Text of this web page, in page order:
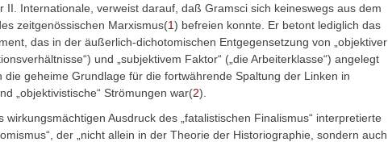
II. Internationale, verweist darauf, daß Gramsci sich keineswegs aus dem
zeitgenössischen Marxismus(1) befreien konnte. Er betont lediglich das
das in der äußerlich-dichotomischen Entgegensetzung von „objektiver
und „subjektivem Faktor“ („die Arbeiterklasse“) angelegt
die geheime Grundlage für die fortwährende Spaltung der Linken in
„objektivistische“ Strömungen war(2).
wirkungsmächtigen Ausdruck des „fatalistischen Finalismus“ interpretierte
der „nicht allein in der Theorie der Historiographie, sondern auch